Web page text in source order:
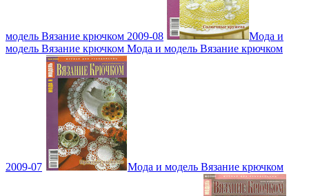
модель Вязание крючком 2009-08
Мода и
модель Вязание крючком Мода и модель Вязание крючком
2009-07 Мода и модель Вязание крючком